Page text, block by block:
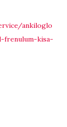
ankiloglo
frenulum-kisa-